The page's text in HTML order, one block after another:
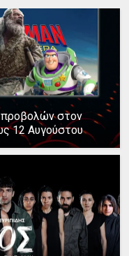
προβολών στον
12 Αυγούστου